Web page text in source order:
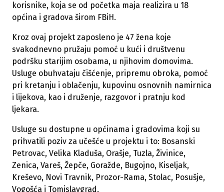
korisnike, koja se od početka maja realizira u 18
općina i gradova širom FBiH.
Kroz ovaj projekt zaposleno je 47 žena koje
svakodnevno pružaju pomoć u kući i društvenu
podršku starijim osobama, u njihovim domovima.
Usluge obuhvataju čišćenje, pripremu obroka, pomoć
pri kretanju i oblačenju, kupovinu osnovnih namirnica
i lijekova, kao i druženje, razgovor i pratnju kod
ljekara.
Usluge su dostupne u općinama i gradovima koji su
prihvatili poziv za učešće u projektu i to: Bosanski
Petrovac, Velika Kladuša, Orašje, Tuzla, Živinice,
Zenica, Vareš, Žepče, Goražde, Bugojno, Kiseljak,
Kreševo, Novi Travnik, Prozor-Rama, Stolac, Posušje,
Vogošća i Tomislavgrad.